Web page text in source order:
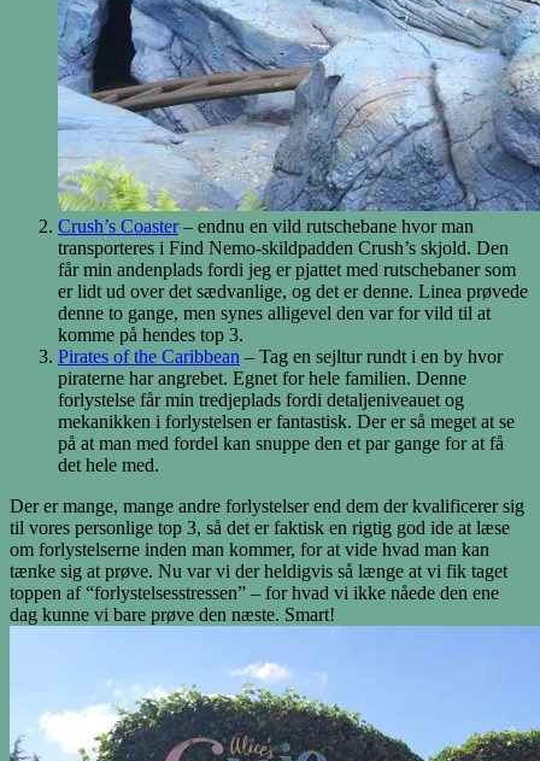
Crush’s Coaster– endnu en vild rutschebane hvor man
transporteres i Find Nemo-skildpadden Crush’s skjold. Den
får min andenplads fordi jeg er pjattet med rutschebaner som
er lidt ud over det sædvanlige, og det er denne. Linea prøvede
denne to gange, men synes alligevel den var for vild til at
komme på hendes top 3.
Pirates of the Caribbean – Tag en sejltur rundt i en by hvor
piraterne har angrebet. Egnet for hele familien. Denne
forlystelse får min tredjeplads fordi detaljeniveauet og
mekanikken i forlystelsen er fantastisk. Der er så meget at se
på at man med fordel kan snuppe den et par gange for at få
det hele med.
Der er mange, mange andre forlystelser end dem der kvalificerer sig
til vores personlige top 3, så det er faktisk en rigtig god ide at læse
om forlystelserne inden man kommer, for at vide hvad man kan
tænke sig at prøve. Nu var vi der heldigvis så længe at vi fik taget
toppen af “forlystelsesstressen” – for hvad vi ikke nåede den ene
dag kunne vi bare prøve den næste. Smart!